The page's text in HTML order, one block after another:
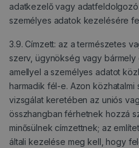
adatkezelő vagy
személyes adatok kezelésére
3.9. Címzett: az a természetes
szerv, ügynökség vagy
amellyel a személyes adatot
harmadik fél-e. Azon
vizsgálat keretében az uniós
összhangban férhetnek hozzá
minősülnek címzettnek; az
általi kezelése meg kell, hogy